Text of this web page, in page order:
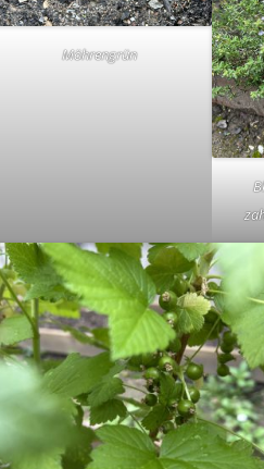
Möhrengrün